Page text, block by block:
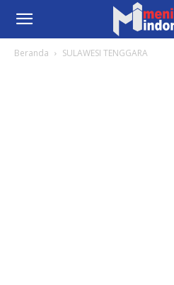
Beranda SULAWESI TENGGARA